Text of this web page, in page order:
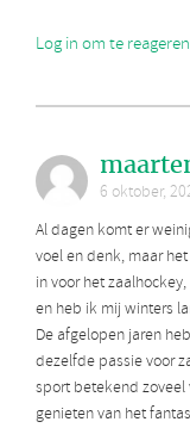
Log in om te reageren
6 oktober,
Al dagen komt er
voel en denk, maar
in voor het
en heb ik mij winters
De afgelopen jaren
dezelfde passie voor
sport betekend zoveel
genieten van het